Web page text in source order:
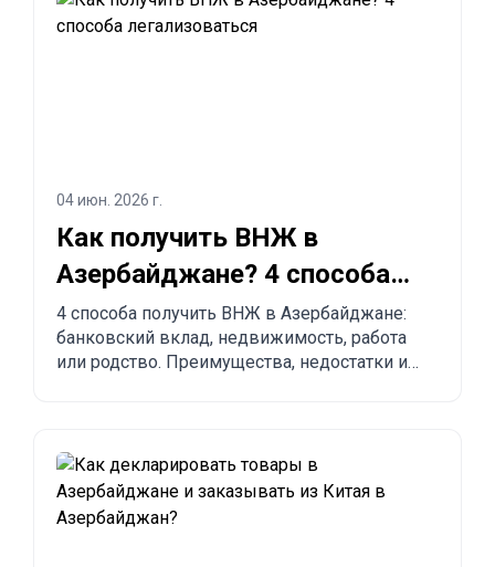
04 июн. 2026 г.
Как получить ВНЖ в
Азербайджане? 4 способа
легализоваться
4 способа получить ВНЖ в Азербайджане:
банковский вклад, недвижимость, работа
или родство. Преимущества, недостатки и